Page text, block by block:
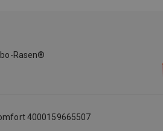
Rasen®
4000159665507